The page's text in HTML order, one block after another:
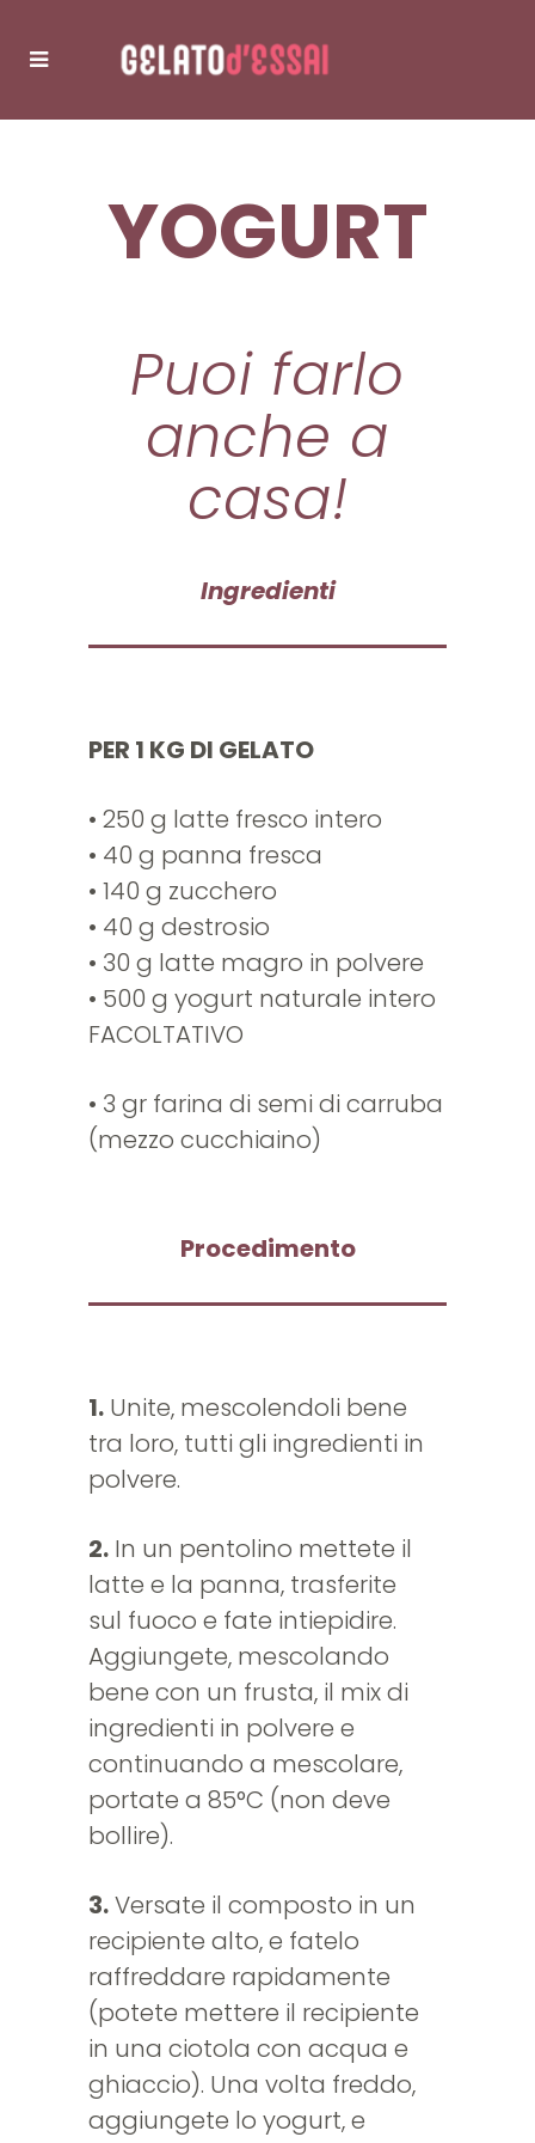
YOGURT
Puoi farlo
anche a
casa!
Ingredienti
PER 1 KG DI GELATO
• 250 g latte fresco intero
• 40 g panna fresca
• 140 g zucchero
• 40 g destrosio
• 30 g latte magro in polvere
• 500 g yogurt naturale intero
FACOLTATIVO
• 3 gr farina di semi di carruba
(mezzo cucchiaino)
Procedimento
1. Unite, mescolendoli bene
tra loro, tutti gli ingredienti in
polvere.
2. In un pentolino mettete il
latte e la panna, trasferite
sul fuoco e fate intiepidire.
Aggiungete, mescolando
bene con un frusta, il mix di
ingredienti in polvere e
continuando a mescolare,
portate a 85°C (non deve
bollire).
3.Versate il composto in un
recipiente alto, e fatelo
raffreddare rapidamente
(potete mettere il recipiente
in una ciotola con acqua e
ghiaccio). Una volta freddo,
aggiungete lo yogurt, e